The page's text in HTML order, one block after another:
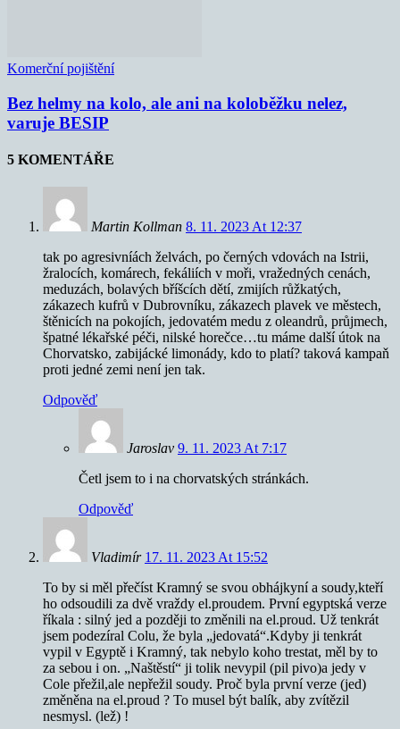
Komerční pojištění
Bez helmy na kolo, ale ani na koloběžku nelez,
varuje BESIP
5 KOMENTÁŘE
Martin Kollman 8. 11. 2023 At 12:37
tak po agresivníách želvách, po černých vdovách na Istrii,
žralocích, komárech, fekáliích v moři, vražedných cenách,
meduzách, bolavých bříšcích dětí, zmijích růžkatých,
zákazech kufrů v Dubrovníku, zákazech plavek ve městech,
štěnicích na pokojích, jedovatém medu z oleandrů, průjmech,
špatné lékařské péči, nilské horečce…tu máme další útok na
Chorvatsko, zabijácké limonády, kdo to platí? taková kampaň
proti jedné zemi není jen tak.
Odpověď
Jaroslav 9. 11. 2023 At 7:17
Četl jsem to i na chorvatských stránkách.
Odpověď
Vladimír 17. 11. 2023 At 15:52
To by si měl přečíst Kramný se svou obhájkyní a soudy,kteří
ho odsoudili za dvě vraždy el.proudem. První egyptská verze
říkala : silný jed a později to změnili na el.proud. Už tenkrát
jsem podezíral Colu, že byla „jedovatá“.Kdyby ji tenkrát
vypil v Egyptě i Kramný, tak nebylo koho trestat, měl by to
za sebou i on. „Naštěstí“ ji tolik nevypil (pil pivo)a jedy v
Cole přežil,ale nepřežil soudy. Proč byla první verze (jed)
změněna na el.proud ? To musel být balík, aby zvítězil
nesmysl. (lež) !